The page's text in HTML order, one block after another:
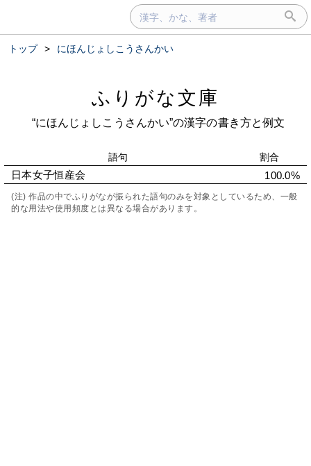
トップ > にほんじょしこうさんかい
ふりがな文庫
“にほんじょしこうさんかい”の漢字の書き方と例文
語句 割合
日本女子恒産会 100.0%
(注) 作品の中でふりがなが振られた語句のみを対象としているため、一般
的な用法や使用頻度とは異なる場合があります。